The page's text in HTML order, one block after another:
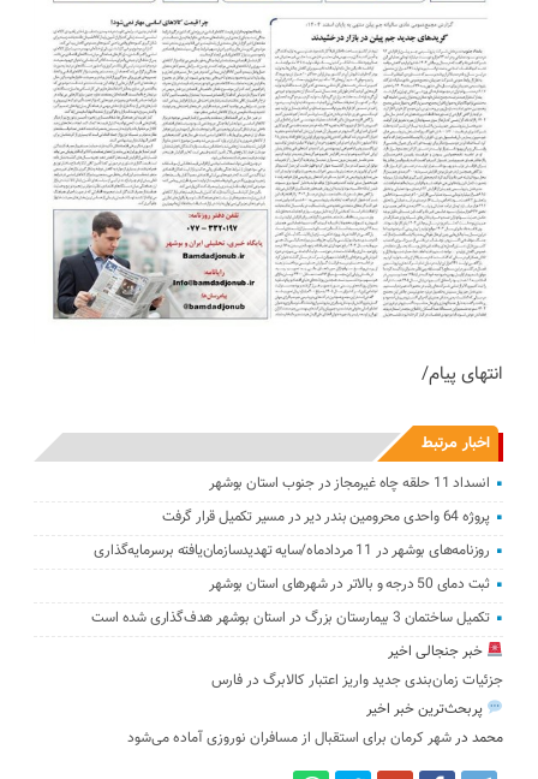
انتهای پیام/
اخبار مرتبط
انسداد 11 حلقه چاه غیرمجاز در جنوب استان بوشهر
پروژه 64 واحدی محرومین بندر دیر در مسیر تکمیل قرار گرفت
روزنامه‌های بوشهر در 11 مردادماه/سایه تهدیدسازمان‌یافته برسرمایه‌گذاری
ثبت دمای 50 درجه و بالاتر در شهرهای استان بوشهر
تکمیل ساختمان 3 بیمارستان بزرگ در استان بوشهر هدف‌گذاری شده است
خبر جنجالی اخیر
جزئیات زمان‌بندی جدید واریز اعتبار کالابرگ در فارس
پربحث‌ترین خبر اخیر
محمد درشهر کرمان برای استقبال از مسافران نوروزی آماده می‌شود